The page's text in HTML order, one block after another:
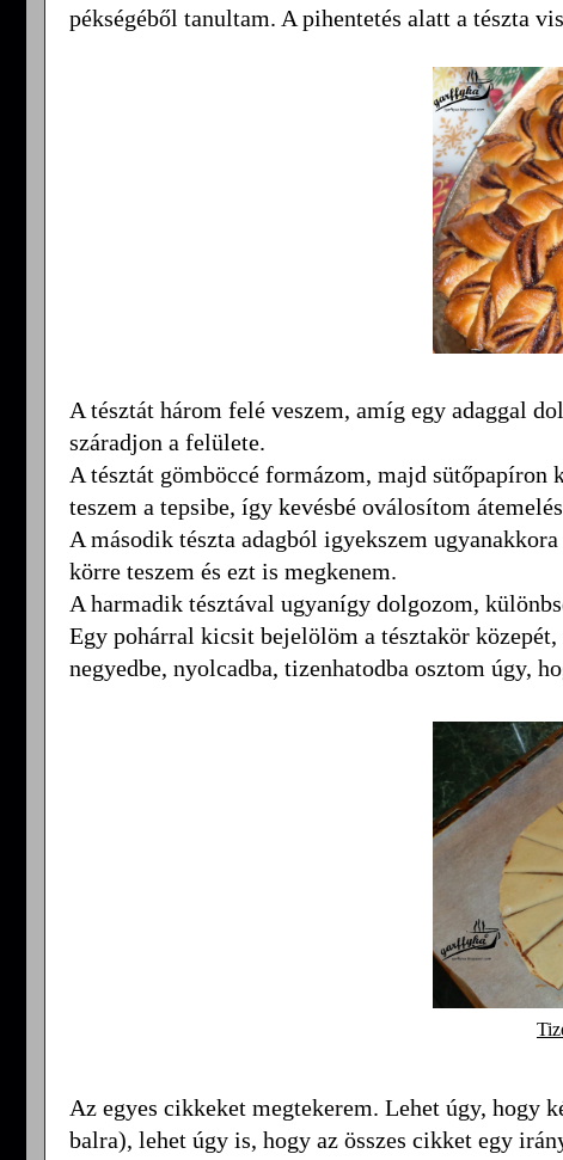
pékségéből tanultam. A pihentetés alatt a tészta
A tésztát három felé veszem, amíg egy adaggal
száradjon a felülete.
A tésztát gömböccé formázom, majd
teszem a tepsibe, így kevésbé oválosítom
A második tészta adagból igyekszem
körre teszem és ezt is megkenem.
A harmadik tésztával ugyanígy dolgozom,
Egy pohárral kicsit bejelölöm a tésztakör
negyedbe, nyolcadba, tizenhatodba osztom úgy,
Az egyes cikkeket megtekerem. Lehet úgy,
balra), lehet úgy is, hogy az összes cikket egy